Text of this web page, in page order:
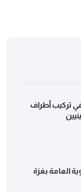
تركيب أطراف